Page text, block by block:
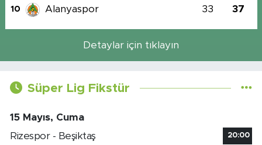
10 Alanyaspor 33 37
Detaylar için tıklayın
Süper Lig Fikstür
15 Mayıs, Cuma
Rizespor - Beşiktaş
20:00